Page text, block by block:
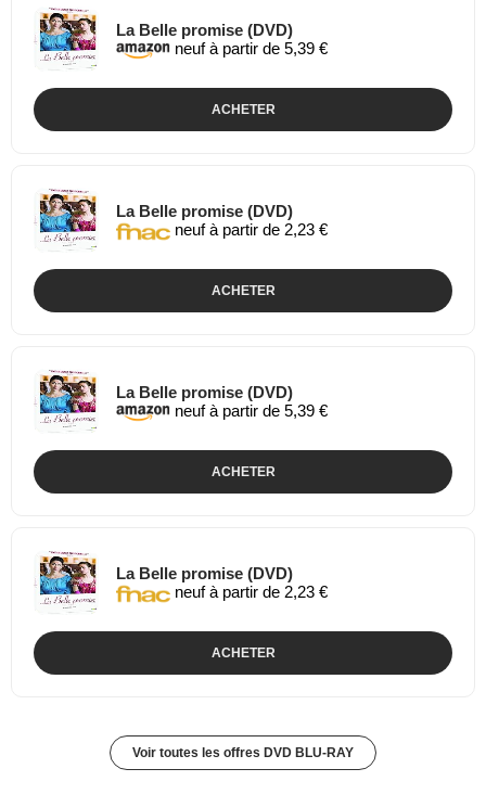
La Belle promise (DVD)
neuf à partir de 5,39 €
ACHETER
La Belle promise (DVD)
neuf à partir de 2,23 €
ACHETER
La Belle promise (DVD)
neuf à partir de 5,39 €
ACHETER
La Belle promise (DVD)
neuf à partir de 2,23 €
ACHETER
Voir toutes les offres DVD BLU-RAY